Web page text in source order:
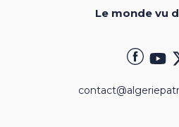
Le monde vu